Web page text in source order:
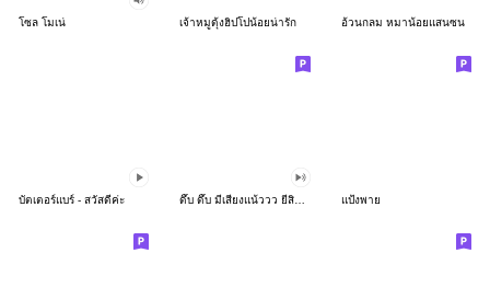
โซล โมเน่ เจ้าหมูดุ้งฮิปโปน้อยน่ารัก อ้วนกลม หมาน้อยแสนซน
บัตเตอร์แบร์ - สวัสดีค่ะ แป้งพาย